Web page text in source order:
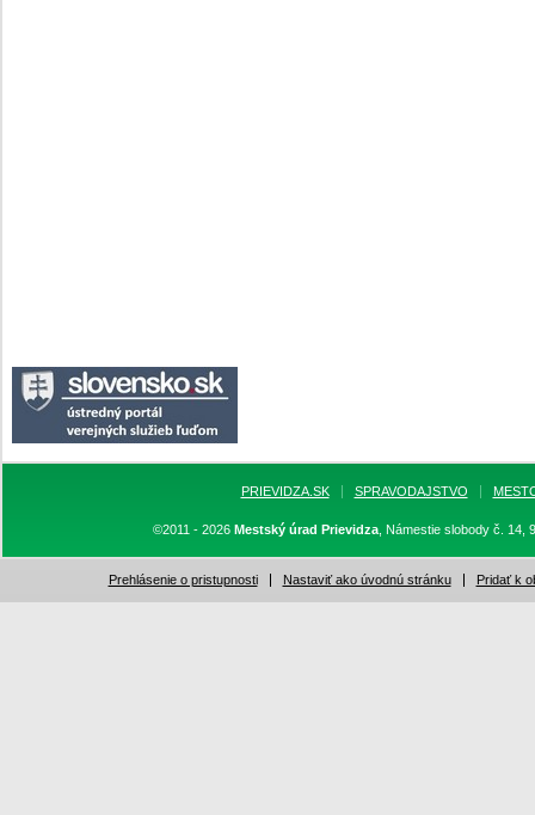
PRIEVIDZA.SK SPRAVODAJSTVO
©2011 - 2026 Mestský úrad Prievidza, Námestie slobody č. 14,
Prehlásenie o pristupnosti Nastaviť ako úvodnú stránku Pridať k